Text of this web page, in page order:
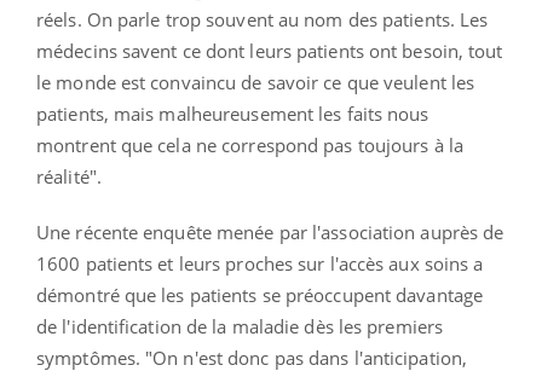
réels. On parle trop souvent au nom des patients. Les
médecins savent ce dont leurs patients ont besoin, tout
le monde est convaincu de savoir ce que veulent les
patients, mais malheureusement les faits nous
montrent que cela ne correspond pas toujours à la
réalité".
Une récente enquête menée par l'association auprès de
1600 patients et leurs proches sur l'accès aux soins a
démontré que les patients se préoccupent davantage
de l'identification de la maladie dès les premiers
symptômes. "On n'est donc pas dans l'anticipation,